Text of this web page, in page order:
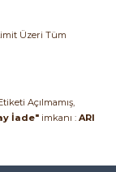
Üzeri Tüm
Açılmamış,
İade" imkanı : ARI